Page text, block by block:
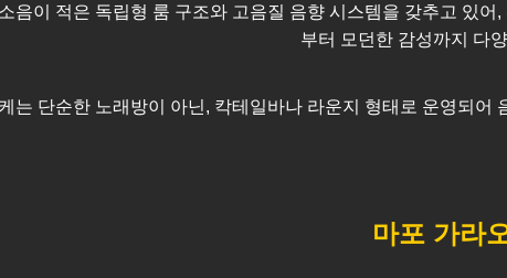
음이 적은 독립형 룸 구조와 고음질 음향 시스템을 갖추고 있
부터 모던한 감성까지 다
는 단순한 노래방이 아닌, 칵테일바나 라운지 형태로 운영되
마포 가라